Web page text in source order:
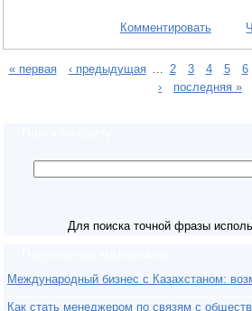
Комментировать
« первая ‹ предыдущая 2 3 4 5 6
›
последняя »
Для поиска точной фразы
Международный бизнес с Казахстаном:
Как стать менеджером по связям с